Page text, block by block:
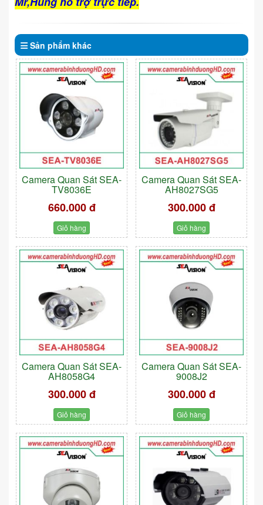
Sản phẩm khác
Camera Quan Sát SEA-
TV8036E
660.000 đ
Giỏ hàng
Camera Quan Sát SEA-
AH8027SG5
300.000 đ
Giỏ hàng
Camera Quan Sát SEA-
AH8058G4
300.000 đ
Giỏ hàng
Camera Quan Sát SEA-
9008J2
300.000 đ
Giỏ hàng